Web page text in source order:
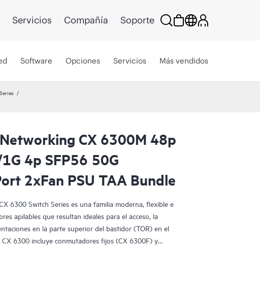
Servicios Compañía Soporte
Software Opciones Servicios Más vendidos
CX 6300M 48p
4p SFP56 50G
2xFan PSU TAA Bundle
6300 Switch Series es una familia moderna, flexible e
apilables que resultan ideales para el acceso, la
en la parte superior del bastidor (TOR) en el
6300 incluye conmutadores fijos (CX 6300F) y